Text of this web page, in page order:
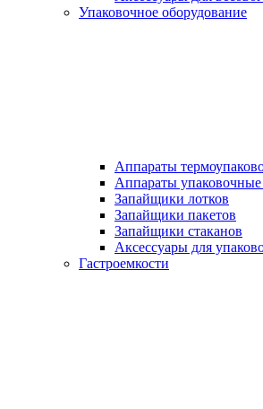
Упаковочное оборудование
Аппараты
Аппараты
Запайщики лотков
Запайщики пакетов
Запайщики стаканов
Аксессуары для
Гастроемкости